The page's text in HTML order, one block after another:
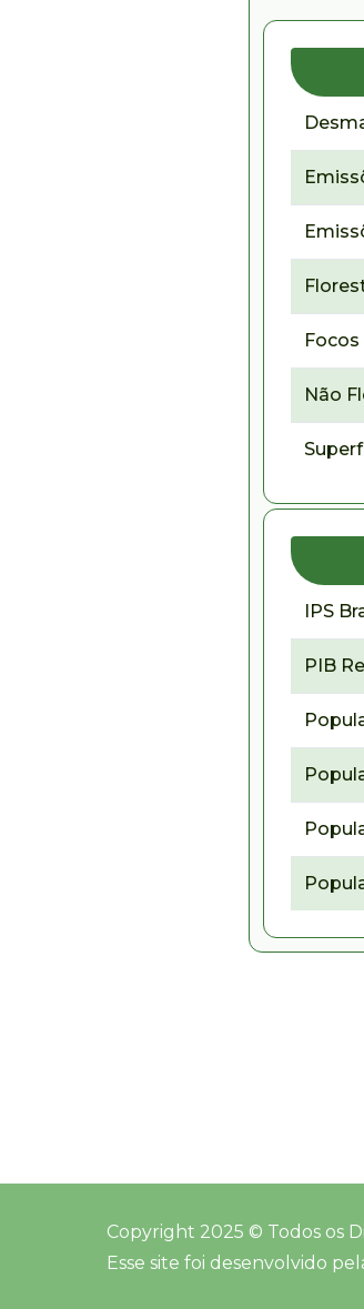
Não
IPS
PIB
Copyright 2025 © Todos os
Esse site foi desenvolvido